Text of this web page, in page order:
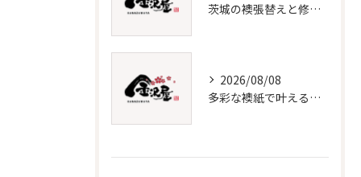
茨城の襖張替えと修理の全知識
2026/08/08
多彩な襖紙で叶える理想の張替え術